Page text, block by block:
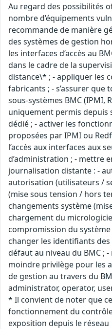
Au regard des possibilités
nombre d’équipements
recommande de manière
des systèmes de gestion
les interfaces d’accès au
dans le cadre de la
distance\* ; - appliquer les
fabricants ; - s’assurer que
sous-systèmes BMC (IPMI,
uniquement permis depuis
dédié ; - activer les
proposées par IPMI ou
l’accès aux interfaces aux
d’administration ; - mettre
journalisation distante : -
autorisation (utilisateurs /
(mise sous tension / hors
changements système
chargement du
compromission du
changer les identifiants
défaut au niveau du BMC ;
moindre privilège pour les
de gestion au travers du
administrator, operator,
* Il convient de noter que
fonctionnement du
exposition depuis le réseau